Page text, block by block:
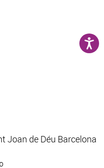
Joan de Déu Barcelona